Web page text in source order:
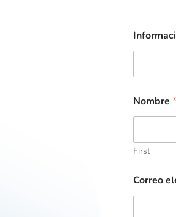
Nombre *
First
Correo